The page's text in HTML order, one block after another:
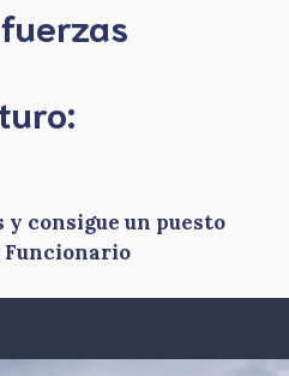
consigue un puesto
Funcionario